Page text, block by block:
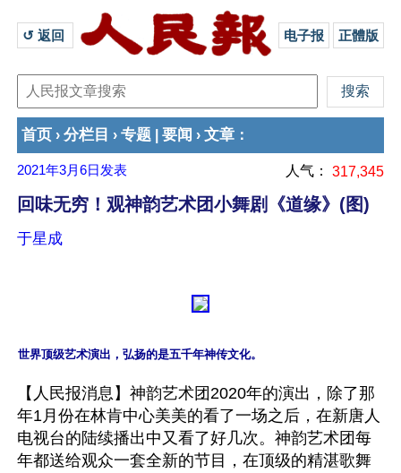
↺ 返回 电子报 正體版
首页 › 分栏目 › 专题 要闻 › 文章 ：
2021年3月6日 发表 人气： 317,345
回味无穷！观神韵艺术团小舞剧《道缘》(图)
于星成
世界顶级艺术演出，弘扬的是五千年神传文化。
【人民报消息】神韵艺术团2020年的演出，除了那
年1月份在林肯中心美美的看了一场之后，在新唐人
电视台的陆续播出中又看了好几次。神韵艺术团每
年都送给观众一套全新的节目，在顶级的精湛歌舞